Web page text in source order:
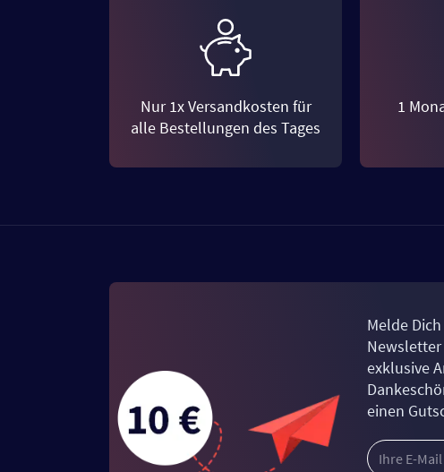
Nur 1x Versandkosten für
alle Bestellungen des Tages
1
Melde
exklusive
einen